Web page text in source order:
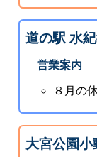
道の駅 水
営業案内
８月の
大宮公園小